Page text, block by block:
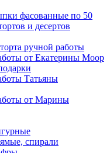
фасованные по 50
и десертов
ручной работы
от Екатерины Моор
Татьяны
от Марины
спирали